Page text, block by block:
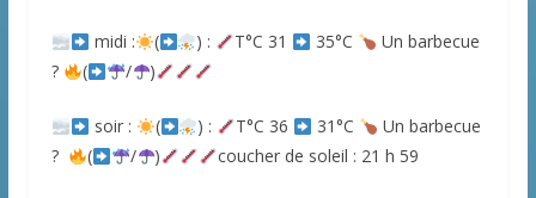
midi : ( ) : T°C 31 35°C
Un barbecue
?
( / )
soir : ( ) : T°C 36 31°C
Un barbecue
?
( / ) coucher de soleil : 21 h 59